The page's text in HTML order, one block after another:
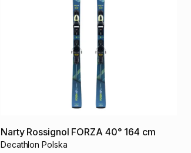
Narty Rossignol FORZA 40° 164 cm
Decathlon Polska